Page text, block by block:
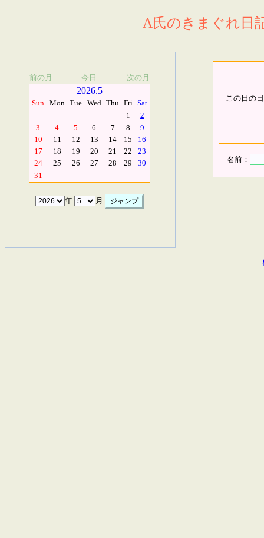
A氏のきまぐれ日
前の月 今日 次の月
2026.5
Sun Mon Tue Wed Thu Fri Sat
1
2
3
4 5 6 7 8
9
10
11 12 13 14 15
16
17
18 19 20 21 22
23
24
25 26 27 28 29
30
31
年 月
この日の
名前：